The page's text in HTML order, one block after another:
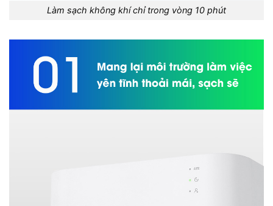
Làm sạch không khí chỉ trong vòng 10 phút